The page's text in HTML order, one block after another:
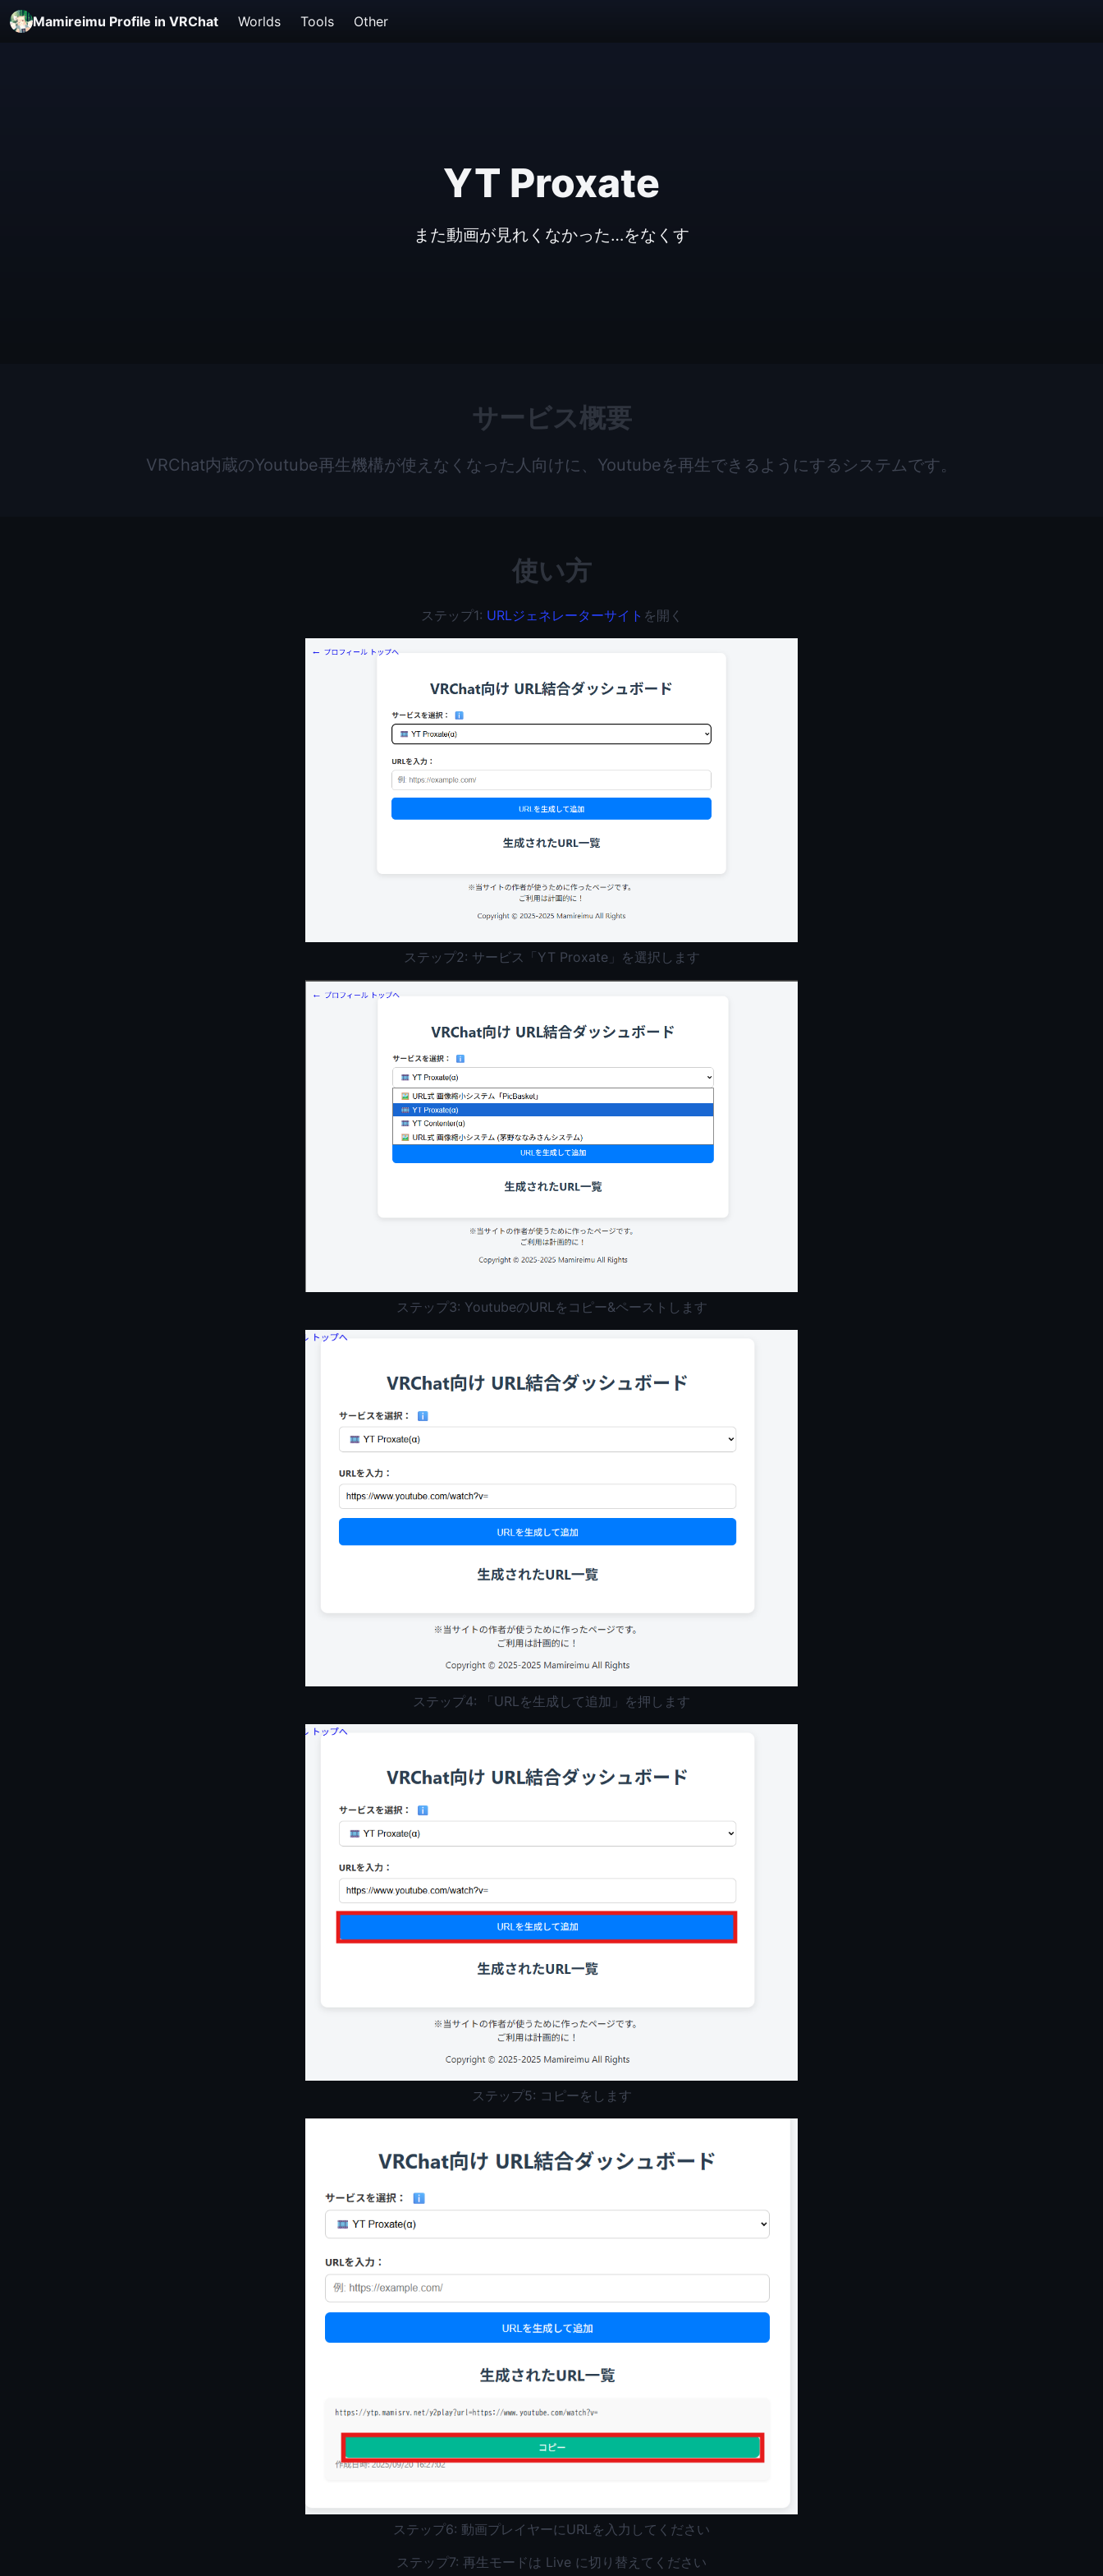
Mamireimu Profile in VRChat Worlds Tools Other
YT Proxate
また動画が見れくなかった…をなくす
サービス概要
VRChat内蔵のYoutube再生機構が使えなくなった人向けに、Youtubeを再生できるようにするシステムです。
使い方
ステップ1: URLジェネレーターサイト を開く
ステップ2: サービス「YT Proxate」を選択します
ステップ3: YoutubeのURLをコピー&ペーストします
ステップ4: 「URLを生成して追加」を押します
ステップ5: コピーをします
ステップ6: 動画プレイヤーにURLを入力してください
ステップ7: 再生モードは Live に切り替えてください